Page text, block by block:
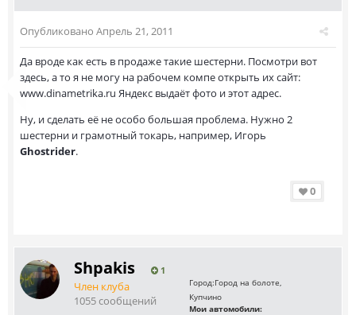
Опубликовано Апрель 21, 2011
Да вроде как есть в продаже такие шестерни. Посмотри вот
здесь, а то я не могу на рабочем компе открыть их сайт:
www.dinametrika.ru Яндекс выдаёт фото и этот адрес.
Ну, и сделать её не особо большая проблема. Нужно 2
шестерни и грамотный токарь, например, Игорь
Ghostrider.
0
Shpakis 1
Член клуба
1055 сообщений
Город:Город на болоте,
Купчино
Мои автомобили: